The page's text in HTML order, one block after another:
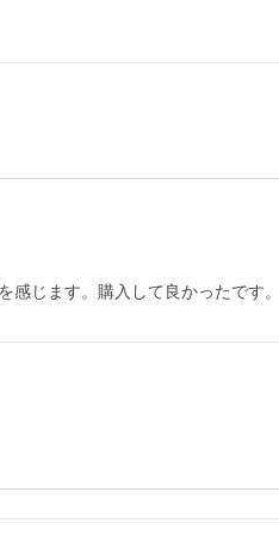
じます。購入して良かったです。